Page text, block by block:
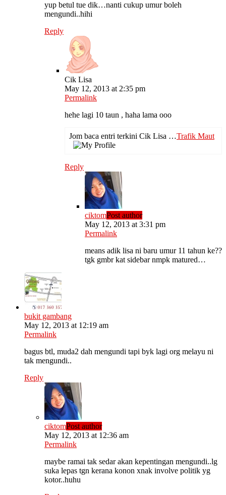
yup betul tue dik…nanti cukup umur boleh
mengundi..hihi
Reply
Cik Lisa
May 12, 2013 at 2:35 pm
Permalink
hehe lagi 10 taun , haha lama ooo
Jom baca entri terkini Cik Lisa …Trafik Maut
Reply
ciktomPost author
May 12, 2013 at 3:31 pm
Permalink
means adik lisa ni baru umur 11 tahun ke??
tgk gmbr kat sidebar nmpk matured…
bukit gambang
May 12, 2013 at 12:19 am
Permalink
bagus btl, muda2 dah mengundi tapi byk lagi org melayu ni
tak mengundi..
Reply
ciktomPost author
May 12, 2013 at 12:36 am
Permalink
maybe ramai tak sedar akan kepentingan mengundi..lg
suka lepas tgn kerana konon xnak involve politik yg
kotor..huhu